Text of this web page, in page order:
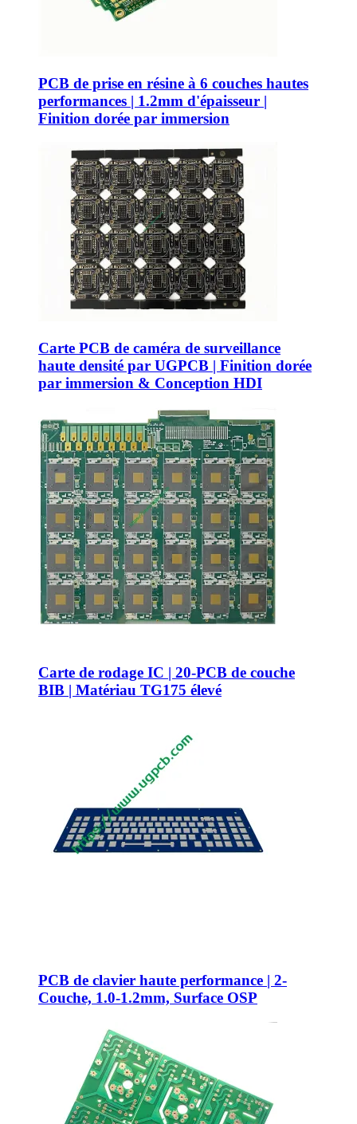
PCB de prise en résine à 6 couches hautes
performances | 1.2mm d'épaisseur |
Finition dorée par immersion
Carte PCB de caméra de surveillance
haute densité par UGPCB | Finition dorée
par immersion & Conception HDI
Carte de rodage IC | 20-PCB de couche
BIB | Matériau TG175 élevé
PCB de clavier haute performance | 2-
Couche, 1.0-1.2mm, Surface OSP